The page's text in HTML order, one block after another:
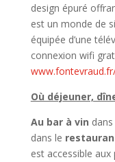
design épuré
est un monde de
équipée d’une
connexion wifi
Où déjeuner,
Au bar à vin
dans le
est accessible